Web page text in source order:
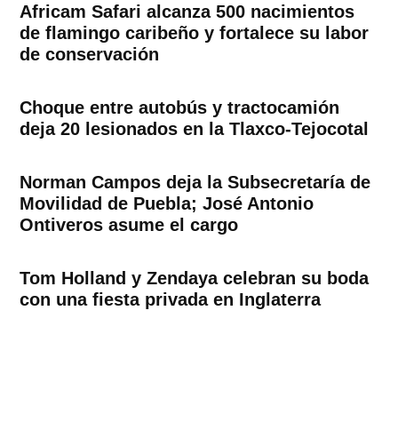
Africam Safari alcanza 500 nacimientos
de flamingo caribeño y fortalece su labor
de conservación
Choque entre autobús y tractocamión
deja 20 lesionados en la Tlaxco-Tejocotal
Norman Campos deja la Subsecretaría de
Movilidad de Puebla; José Antonio
Ontiveros asume el cargo
Tom Holland y Zendaya celebran su boda
con una fiesta privada en Inglaterra